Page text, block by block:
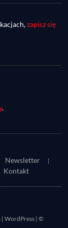
imprezy
zapisz się
.
Newsletter
Kontakt
|WordPress | ©